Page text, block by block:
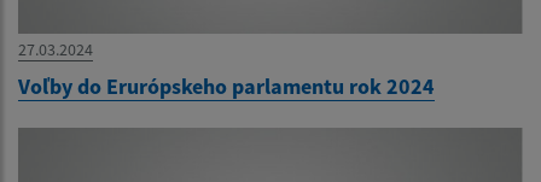
27.03.2024
Voľby do Erurópskeho parlamentu rok 2024